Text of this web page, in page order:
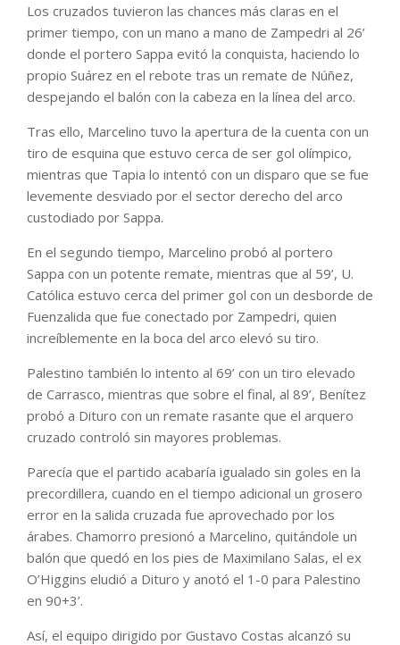
Los cruzados tuvieron las chances más claras en el
primer tiempo, con un mano a mano de Zampedri al 26’
donde el portero Sappa evitó la conquista, haciendo lo
propio Suárez en el rebote tras un remate de Núñez,
despejando el balón con la cabeza en la línea del arco.
Tras ello, Marcelino tuvo la apertura de la cuenta con un
tiro de esquina que estuvo cerca de ser gol olímpico,
mientras que Tapia lo intentó con un disparo que se fue
levemente desviado por el sector derecho del arco
custodiado por Sappa.
En el segundo tiempo, Marcelino probó al portero
Sappa con un potente remate, mientras que al 59’, U.
Católica estuvo cerca del primer gol con un desborde de
Fuenzalida que fue conectado por Zampedri, quien
increíblemente en la boca del arco elevó su tiro.
Palestino también lo intento al 69’ con un tiro elevado
de Carrasco, mientras que sobre el final, al 89’, Benítez
probó a Dituro con un remate rasante que el arquero
cruzado controló sin mayores problemas.
Parecía que el partido acabaría igualado sin goles en la
precordillera, cuando en el tiempo adicional un grosero
error en la salida cruzada fue aprovechado por los
árabes. Chamorro presionó a Marcelino, quitándole un
balón que quedó en los pies de Maximilano Salas, el ex
O’Higgins eludió a Dituro y anotó el 1-0 para Palestino
en 90+3’.
Así, el equipo dirigido por Gustavo Costas alcanzó su